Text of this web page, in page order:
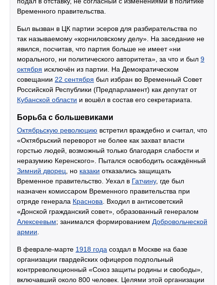
Временного правительства.
Был вызван в ЦК партии эсеров для разбирательства по
так называемому «корниловскому делу». На заседание не
явился, посчитав, что партия больше не имеет «ни
морального, ни политического авторитета», за что и был 9
октября исключён из партии. На Демократическом
совещании 22 сентября был избран во Временный Совет
Российской Республики (Предпарламент) как депутат от
Кубанской области и вошёл в состав его секретариата.
Борьба с большевиками
Октябрьскую революцию встретил враждебно и считал, что
«Октябрьский переворот не более как захват власти
горстью людей, возможный только благодаря слабости и
неразумию Керенского». Пытался освободить осаждённый
Зимний дворец , но казаки отказались защищать
Временное правительство. Уехал в Гатчину, где был
назначен комиссаром Временного правительства при
отряде генерала Краснова . Входил в антисоветский
«Донской гражданский совет», образованный генералом
Алексеевым; занимался формированием Добровольческой
армии
В феврале-марте 1918 года создал в Москве на базе
организации гвардейских офицеров подпольный
контрреволюционный «Союз защиты родины и свободы»,
включавший около 800 человек. Целями этой организации